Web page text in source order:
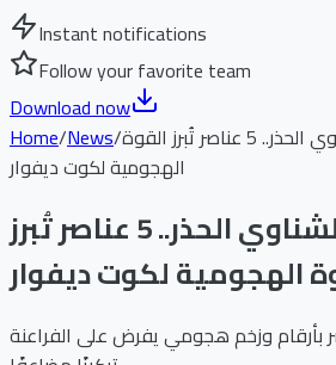
Instant notifications
Follow your favorite team
Download now
Home/News/على الدفاع والشناوي الحذر.. 5 عناصر تُبرز القوة
الهجومية لكوت ديفوار
على الدفاع والشناوي الحذر.. 5 عناصر تُبرز
الهجومية لكوت ديفوار
بأرقام وزخم هجومي يفرض على الفراعنة